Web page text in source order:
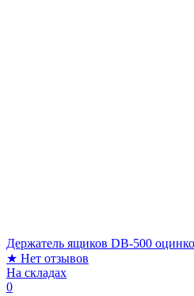
Держатель ящиков DB-500
★ Нет отзывов
На складах
0